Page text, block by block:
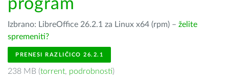
program
Izbrano: LibreOffice 26.2.1 za Linux x64 (rpm) – želite
spremeniti?
PRENESI RAZLIČICO 26.2.1
238 MB (torrent, podrobnosti)